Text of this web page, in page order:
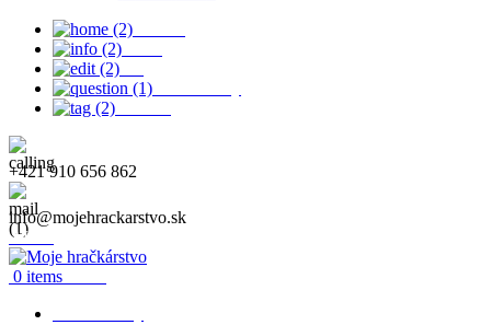
+421 910 656 862
info@mojehrackarstvo.sk
Menu
0 items